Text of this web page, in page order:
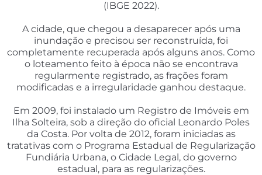
(IBGE 2022).
A cidade, que chegou a desaparecer após uma
inundação e precisou ser reconstruída, foi
completamente recuperada após alguns anos. Como
o loteamento feito à época não se encontrava
regularmente registrado, as frações foram
modificadas e a irregularidade ganhou destaque.
Em 2009, foi instalado um Registro de Imóveis em
Ilha Solteira, sob a direção do oficial Leonardo Poles
da Costa. Por volta de 2012, foram iniciadas as
tratativas com o Programa Estadual de Regularização
Fundiária Urbana, o Cidade Legal, do governo
estadual, para as regularizações.